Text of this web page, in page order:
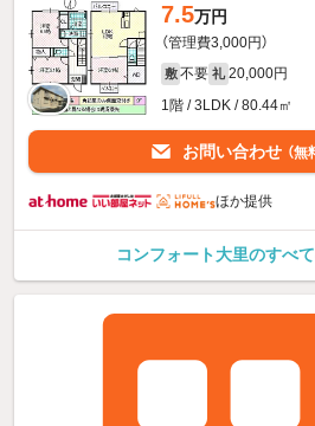
7.5万円
（管理費3,000円）
敷 不要 礼 20,000円
1階 / 3LDK / 80.44㎡
お問い合わせ （無
ほか提供
コンフォート大里のすべ